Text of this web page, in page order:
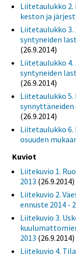
Liitetaulukko
keston ja
Liitetaulukko 3.
syntyneiden
(26.9.2014)
Liitetaulukko 4.
syntyneiden
(26.9.2014)
Liitetaulukko 5.
synnyttäneiden
(26.9.2014)
Liitetaulukko 6.
osuuden
Kuviot
Liitekuvio 1.
2013 (26.9.2014)
Liitekuvio 2.
ennuste 2014 -
Liitekuvio 3.
2013 (26.9.2014)
Liitekuvio 4.